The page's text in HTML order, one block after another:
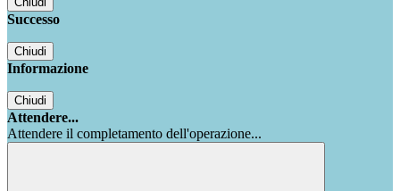
Successo
Chiudi
Informazione
Chiudi
Attendere...
Attendere il completamento dell'operazione...